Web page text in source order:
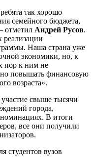
так хорошо
семейного бюджета,
отметил Андрей Русов.
реализации
Наша страна уже
экономики, но, к
пор к ним не
повышать финансовую
возраста».
свыше тысячи
города,
номинациях. В итоги
все они получили
студентов вузов